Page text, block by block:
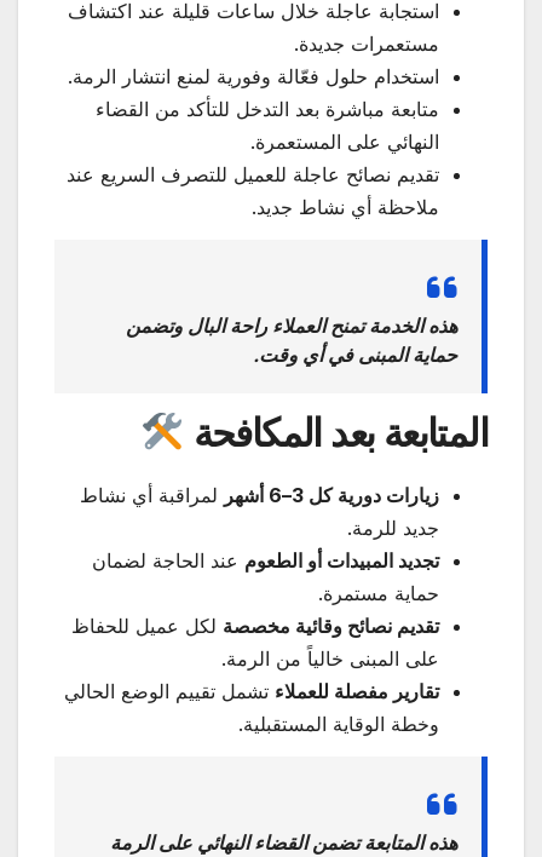
استجابة عاجلة خلال ساعات قليلة عند اكتشاف
مستعمرات جديدة.
استخدام حلول فعّالة وفورية لمنع انتشار الرمة.
متابعة مباشرة بعد التدخل للتأكد من القضاء
النهائي على المستعمرة.
تقديم نصائح عاجلة للعميل للتصرف السريع عند
ملاحظة أي نشاط جديد.
هذه الخدمة تمنح العملاء راحة البال وتضمن
حماية المبنى في أي وقت.
المتابعة بعد المكافحة
زيارات دورية كل 3–6 أشهر
لمراقبة أي نشاط
جديد للرمة.
تجديد المبيدات أو الطعوم عند الحاجة لضمان
حماية مستمرة.
تقديم نصائح وقائية مخصصة لكل عميل للحفاظ
على المبنى خالياً من الرمة.
تقارير مفصلة للعملاء تشمل تقييم الوضع الحالي
وخطة الوقاية المستقبلية.
هذه المتابعة تضمن القضاء النهائي على الرمة